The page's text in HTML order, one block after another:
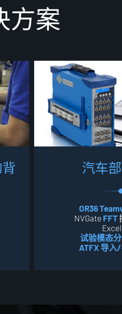
方案
背
汽车部
OR36
NVGate FFT
Excel
试验模态
ATFX 导入